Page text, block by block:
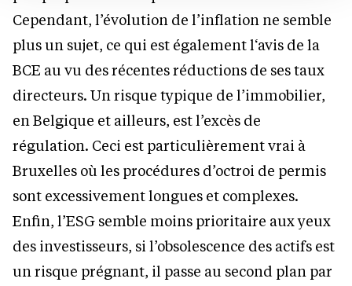
Cependant, l’évolution de l’inflation ne semble
plus un sujet, ce qui est également l‘avis de la
BCE au vu des récentes réductions de ses taux
directeurs. Un risque typique de l’immobilier,
en Belgique et ailleurs, est l’excès de
régulation. Ceci est particulièrement vrai à
Bruxelles où les procédures d’octroi de permis
sont excessivement longues et complexes.
Enfin, l’ESG semble moins prioritaire aux yeux
des investisseurs, si l’obsolescence des actifs est
un risque prégnant, il passe au second plan par